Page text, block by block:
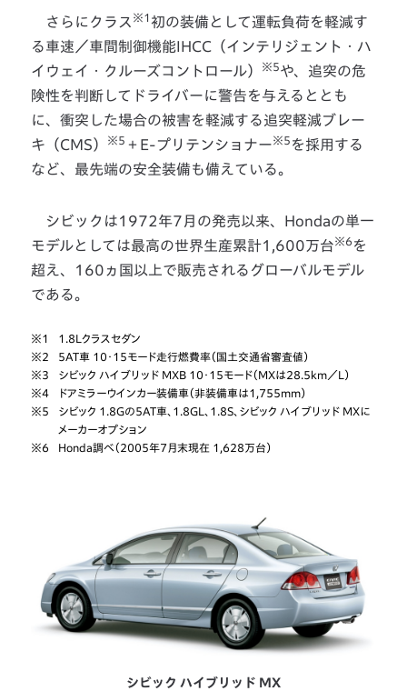
さらにクラス ※1 初の装備として運転負荷を軽減す
る車速／車間制御機能IHCC（インテリジェント・ハ
イウェイ・クルーズコントロール）
※5や、追突の危
険性を判断してドライバーに警告を与えるととも
に、衝突した場合の被害を軽減する追突軽減ブレー
キ（CMS）
※5 ＋E-プリテンショナー※5 を採用する
など、最先端の安全装備も備えている。
シビックは1972年7月の発売以来、Hondaの単一
モデルとしては最高の世界生産累計1,600万台※6 を
超え、160ヵ国以上で販売されるグローバルモデル
である。
※1
1.8Lクラスセダン
※2
5AT車 10・15モード走行燃費率（国土交通省審査値）
※3
シビック ハイブリッド MXB 10・15モード（MXは28.5km／L）
※4
ドアミラーウインカー装備車（非装備車は1,755mm）
※5
シビック 1.8Gの5AT車、1.8GL、1.8S、シビック ハイブリッド MXに
メーカーオプション
※6
Honda調べ（2005年7月末現在 1,628万台）
シビック ハイブリッド MX